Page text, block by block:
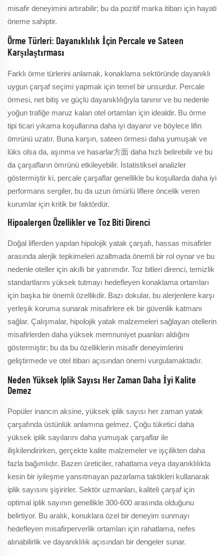
misafir deneyimini artırabilir; bu da pozitif marka itibarı için hayati
öneme sahiptir.
Örme Türleri: Dayanıklılık İçin Percale ve Sateen
Karşılaştırması
Farklı örme türlerini anlamak, konaklama sektöründe dayanıklı
uygun çarşaf seçimi yapmak için temel bir unsurdur. Percale
örmesi, net bitiş ve güçlü dayanıklılığıyla tanınır ve bu nedenle
yoğun trafiğe maruz kalan otel ortamları için idealdir. Bu örme
tipi ticari yıkama koşullarına daha iyi dayanır ve böylece lifin
ömrünü uzatır. Buna karşın, sateen örmesi daha yumuşak ve
lüks olsa da, aşınma ve hasarlar方面 daha hızlı belirebilir ve bu
da çarşafların ömrünü etkileyebilir. İstatistiksel analizler
göstermiştir ki, percale çarşaflar genellikle bu koşullarda daha iyi
performans sergiler, bu da uzun ömürlü liflere öncelik veren
kurumlar için kritik bir faktördür.
Hipoalergen Özellikler ve Toz Biti Direnci
Doğal liflerden yapılan hipolojik yatak çarşafı, hassas misafirler
arasında alerjik tepkimeleri azaltmada önemli bir rol oynar ve bu
nedenle oteller için akıllı bir yatırımdır. Toz bitleri direnci, temizlik
standartlarını yüksek tutmayı hedefleyen konaklama ortamları
için başka bir önemli özellikdir. Bazı dokular, bu alerjenlere karşı
yerleşik koruma sunarak misafirlere ek bir güvenlik katmanı
sağlar. Çalışmalar, hipolojik yatak malzemeleri sağlayan otellerin
misafirlerden daha yüksek memnuniyet puanları aldığını
göstermiştir; bu da bu özelliklerin misafir deneyimlerini
geliştirmede ve otel itibarı açısından önemi vurgulamaktadır.
Neden Yüksek Iplik Sayısı Her Zaman Daha İyi Kalite
Demez
Popüler inancın aksine, yüksek iplik sayısı her zaman yatak
çarşafında üstünlük anlamına gelmez. Çoğu tüketici daha
yüksek iplik sayılarını daha yumuşak çarşaflar ile
ilişkilendirirken, gerçekte kalite malzemeler ve işçilikten daha
fazla bağımlıdır. Bazen üreticiler, rahatlama veya dayanıklılıkta
kesin bir iyileşme yansıtmayan pazarlama taktikleri kullanarak
iplik sayısını şişirirler. Sektör uzmanları, kaliteli çarşaf için
optimal iplik sayının genellikle 300-600 arasında olduğunu
belirtiyor. Bu aralık, konuklara özel bir deneyim sunmayı
hedefleyen misafirperverlik ortamları için rahatlama, nefes
alınabilirlik ve dayanıklılık açısından bir dengeler sunar.